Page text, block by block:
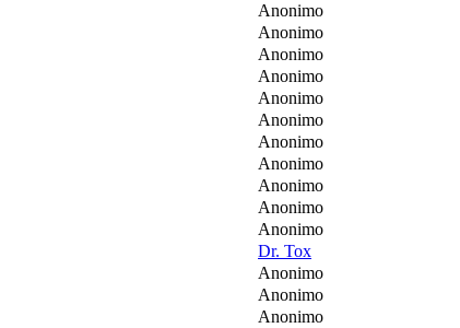
Anonimo
Anonimo
Anonimo
Anonimo
Anonimo
Anonimo
Anonimo
Anonimo
Anonimo
Anonimo
Anonimo
Dr. Tox
Anonimo
Anonimo
Anonimo